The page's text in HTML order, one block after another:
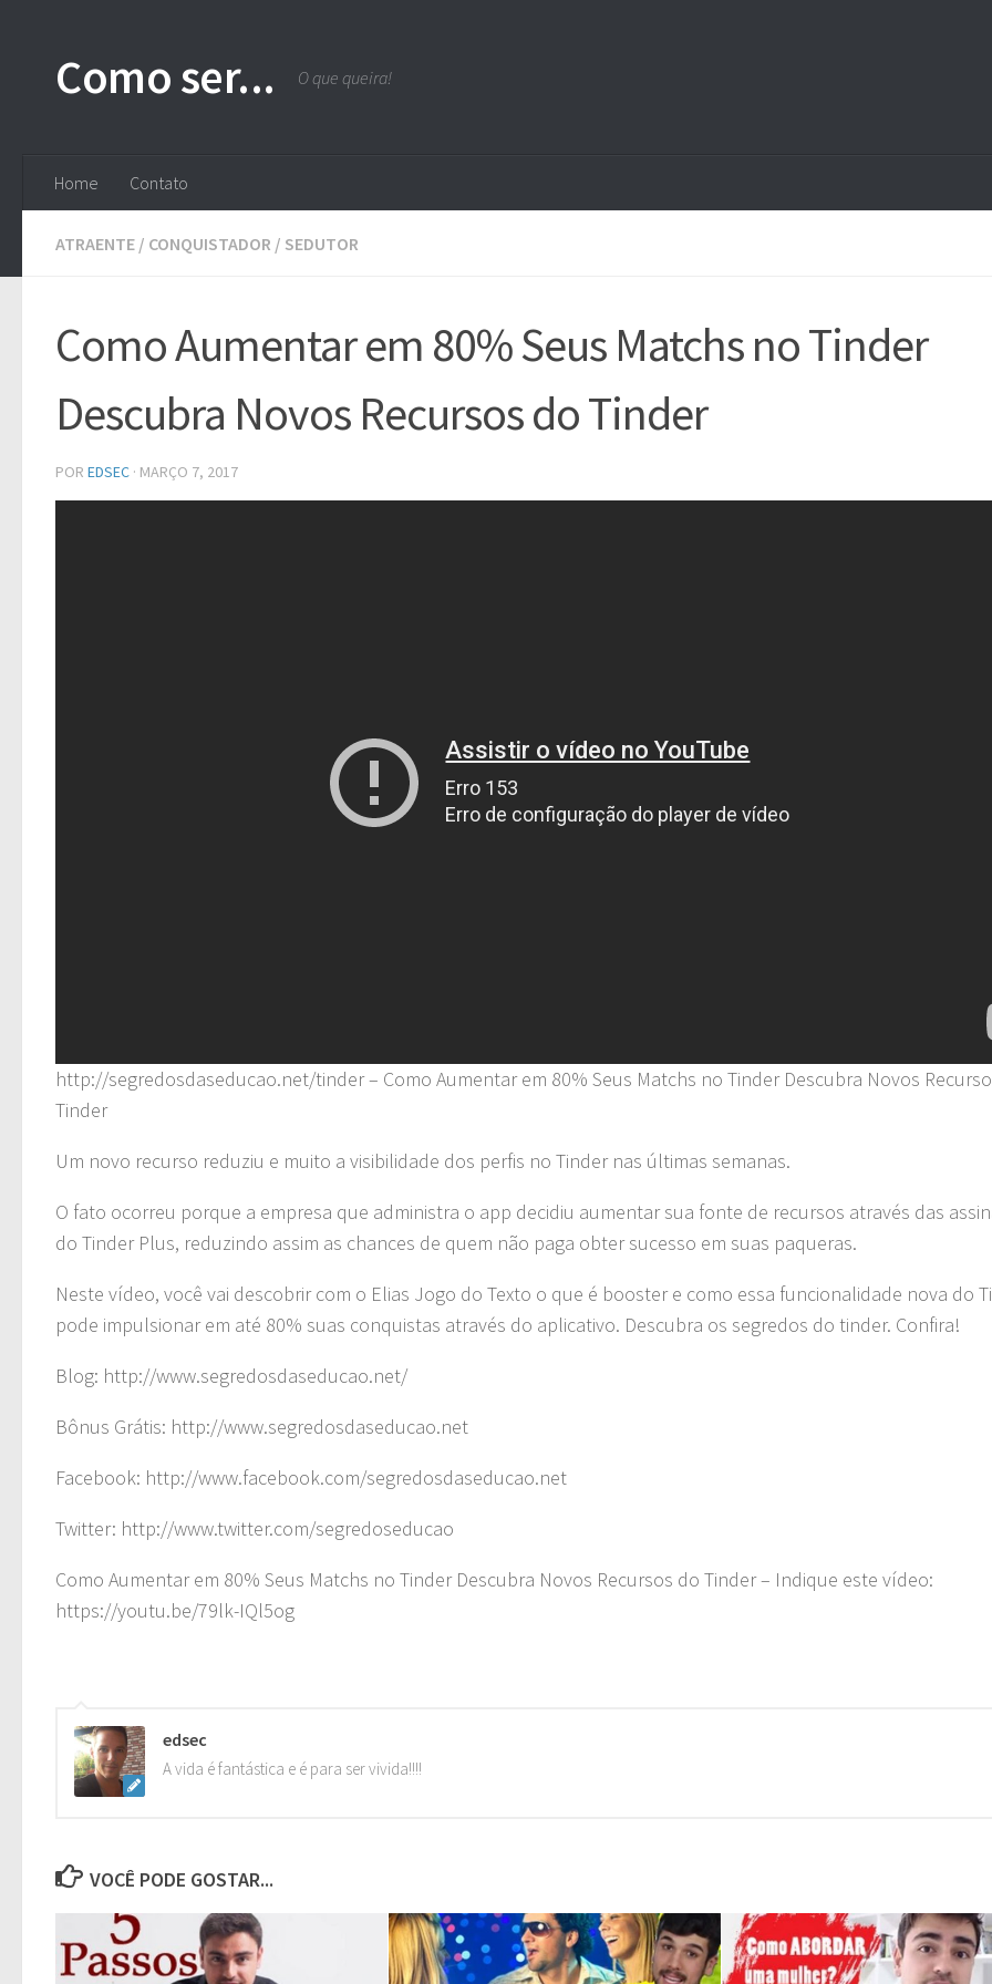
Como ser... O que queira!
Home Contato
ATRAENTE / CONQUISTADOR / SEDUTOR
Como Aumentar em 80% Seus Matchs no Tinder
Descubra Novos Recursos do Tinder
POR EDSEC · MARÇO 7, 2017
http://segredosdaseducao.net/tinder – Como Aumentar em 80% Seus Matchs no Tinder Descubra Novos
Tinder
Um novo recurso reduziu e muito a visibilidade dos perfis no Tinder nas últimas semanas.
O fato ocorreu porque a empresa que administra o app decidiu aumentar sua fonte de recursos através das
do Tinder Plus, reduzindo assim as chances de quem não paga obter sucesso em suas paqueras.
Neste vídeo, você vai descobrir com o Elias Jogo do Texto o que é booster e como essa funcionalidade nova do
pode impulsionar em até 80% suas conquistas através do aplicativo. Descubra os segredos do tinder. Confira!
Blog: http://www.segredosdaseducao.net/
Bônus Grátis: http://www.segredosdaseducao.net
Facebook: http://www.facebook.com/segredosdaseducao.net
Twitter: http://www.twitter.com/segredoseducao
Como Aumentar em 80% Seus Matchs no Tinder Descubra Novos Recursos do Tinder – Indique este vídeo:
https://youtu.be/79lk-IQl5og
edsec
A vida é fantástica e é para ser vivida!!!!
VOCÊ PODE GOSTAR...